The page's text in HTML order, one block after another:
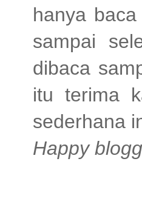
hanya
sampai
dibaca
itu terima
sederhana
Happy